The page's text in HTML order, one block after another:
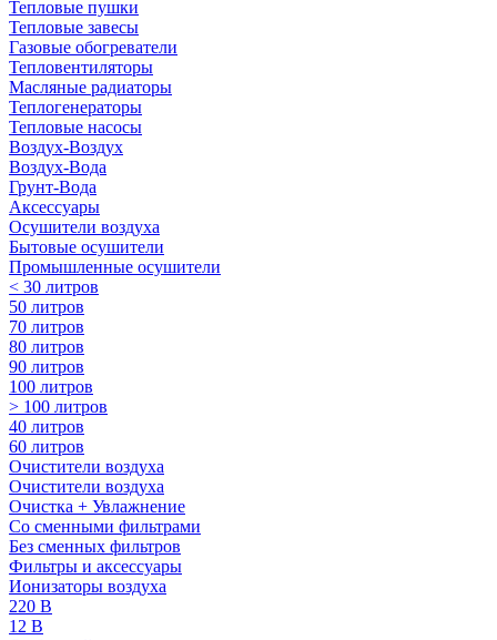
Тепловые пушки
Тепловые завесы
Газовые обогреватели
Тепловентиляторы
Масляные радиаторы
Теплогенераторы
Тепловые насосы
Воздух-Воздух
Воздух-Вода
Грунт-Вода
Аксессуары
Осушители воздуха
Бытовые осушители
Промышленные осушители
< 30 литров
50 литров
70 литров
80 литров
90 литров
100 литров
> 100 литров
40 литров
60 литров
Очистители воздуха
Очистители воздуха
Очистка + Увлажнение
Cо сменными фильтрами
Без сменных фильтров
Фильтры и аксессуары
Ионизаторы воздуха
220 В
12 В